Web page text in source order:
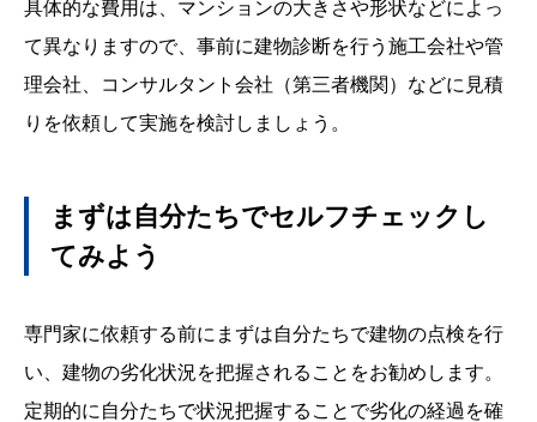
具体的な費用は、マンションの大きさや形状などによっ
て異なりますので、事前に建物診断を行う施工会社や管
理会社、コンサルタント会社（第三者機関）などに見積
りを依頼して実施を検討しましょう。
まずは自分たちでセルフチェックし
てみよう
専門家に依頼する前にまずは自分たちで建物の点検を行
い、建物の劣化状況を把握されることをお勧めします。
定期的に自分たちで状況把握することで劣化の経過を確